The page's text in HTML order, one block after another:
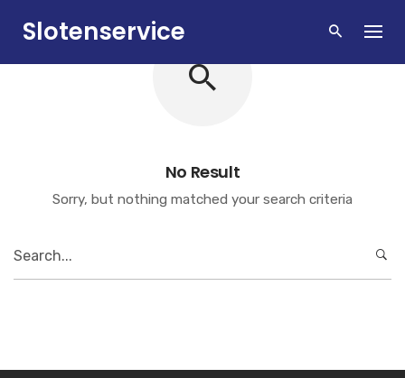
Slotenservice
No Result
Sorry, but nothing matched your search criteria